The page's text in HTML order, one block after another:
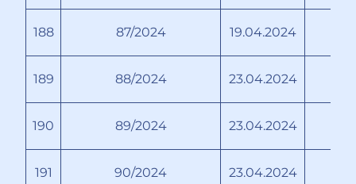
188 87/2024 19.04.2024
189 88/2024 23.04.2024
190 89/2024 23.04.2024
191 90/2024 23.04.2024